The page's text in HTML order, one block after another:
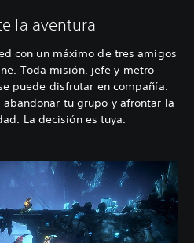
la aventura
con un máximo de tres amigos
Toda misión, jefe y metro
puede disfrutar en compañía.
tu grupo y afrontar la
La decisión es tuya.